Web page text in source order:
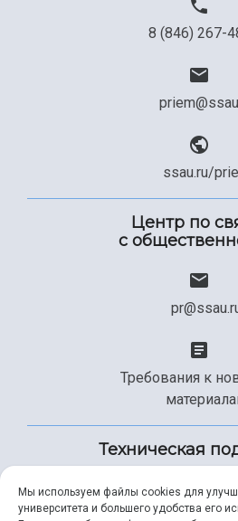
8 (846) 267-
ssau.ru/
Центр по
с
Требования к
Техническая
+7 (846) 267-
Мы используем файлы cookies для
университета и большего удобства его